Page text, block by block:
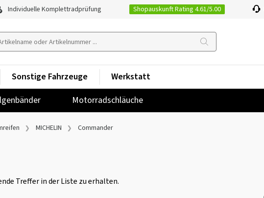
Individuelle Komplettradprüfung Shopauskunft Rating 4.61/5.00
Motorradschläuche
Sonstige Fahrzeuge Werkstatt
MICHELIN Commander
Treffer in der Liste zu erhalten.